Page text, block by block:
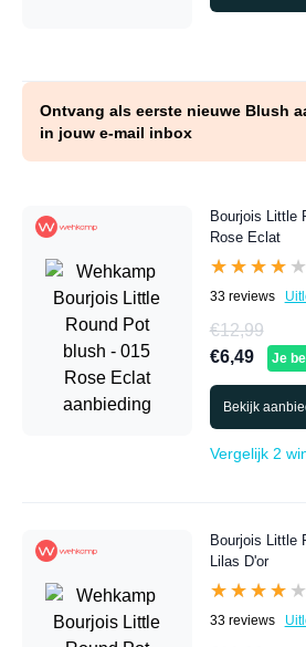
Ontvang als eerste nieuwe Blush
in jouw e-mail inbox
Bourjois Little
Rose Eclat
★★★★★
★★★★★
33 reviews
€12,99
€6,49
Je
Bekijk
Vergelijk 2
Bourjois Little
Lilas D'or
★★★★★
★★★★★
33 reviews